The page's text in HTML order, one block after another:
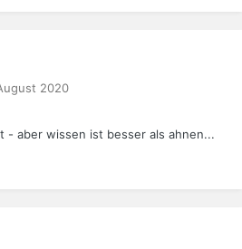
2020
- aber wissen ist besser als ahnen...